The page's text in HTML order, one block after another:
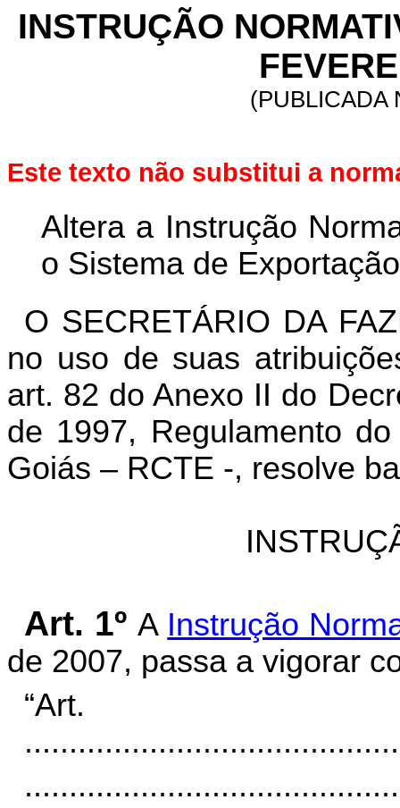
INSTRUÇÃO
(PUBLICADA
Este texto não substitui a
Altera a Instrução
o Sistema de
O SECRETÁRIO DA
no uso de suas
art. 82 do Anexo II do
de 1997, Regulamento
Goiás – RCTE -, resolve
Art. 1ºA Instrução
de 2007, passa a vigorar